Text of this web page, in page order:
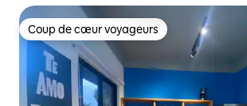
Coup de cœur voyageurs
Coup de cœur voyageurs